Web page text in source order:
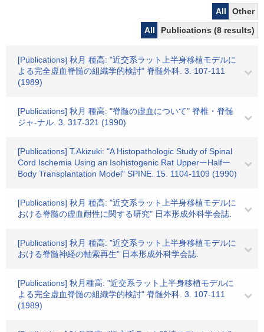
All
Other
All
Publications (8 results)
[Publications] 秋月 種高: "近交系ラット上半身移植モデルに
よる完全虚血脊髄の組織学的検討" 脊髄外科. 3. 107-111
(1989)
[Publications] 秋月 種高: "脊髄の虚血について" 脊椎・脊髄
ジャ-ナル. 3. 317-321 (1990)
[Publications] T.Akizuki: "A Histopathologic Study of Spinal
Cord Ischemia Using an Isohistogenic Rat UpperーHalfー
Body Transplantation Model" SPINE. 15. 1104-1109 (1990)
[Publications] 秋月 種高: "近交系ラット上半身移植モデルに
おける脊髄の虚血耐性に関する研究" 日本形成外科学会誌.
[Publications] 秋月 種高: "近交系ラット上半身移植モデルに
おける脊髄神経の軸索再生" 日本形成外科学会誌.
[Publications] 秋月種高: "近交系ラット上半身移植モデルに
よる完全虚血脊髄の組織学的検討" 脊髄外科. 3. 107-111
(1989)